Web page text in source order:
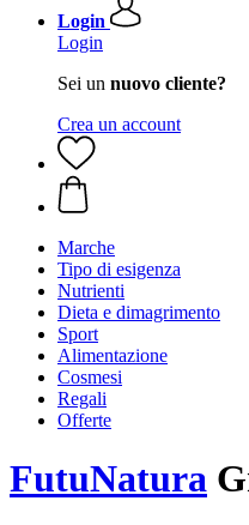
Login
Login
Sei un nuovo cliente?
Crea un account
Marche
Tipo di esigenza
Nutrienti
Dieta e dimagrimento
Sport
Alimentazione
Cosmesi
Regali
Offerte
FutuNatura